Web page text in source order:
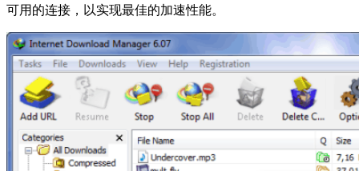
可用的连接，以实现最佳的加速性能。